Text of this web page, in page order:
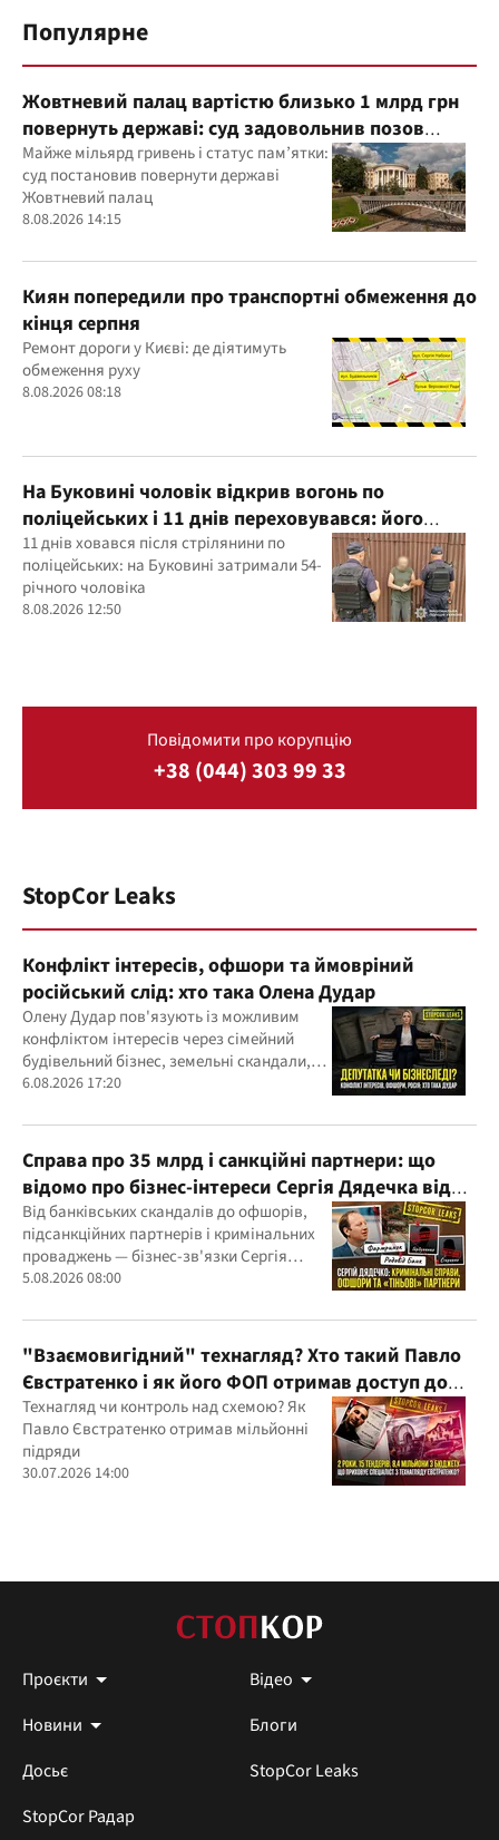
Популярне
Жовтневий палац вартістю близько 1 млрд грн
повернуть державі: суд задовольнив позов
прокуратури
Майже мільярд гривень і статус пам’ятки:
суд постановив повернути державі
Жовтневий палац
8.08.2026 14:15
Киян попередили про транспортні обмеження до
кінця серпня
Ремонт дороги у Києві: де діятимуть
обмеження руху
8.08.2026 08:18
На Буковині чоловік відкрив вогонь по
поліцейських і 11 днів переховувався: його
затримали
11 днів ховався після стрілянини по
поліцейських: на Буковині затримали 54-
річного чоловіка
8.08.2026 12:50
Повідомити про корупцію
+38 (044) 303 99 33
StopCor Leaks
Конфлікт інтересів, офшори та ймовріний
російський слід: хто така Олена Дудар
Олену Дудар пов'язують із можливим
конфліктом інтересів через сімейний
будівельний бізнес, земельні скандали,
судові справи
6.08.2026 17:20
Справа про 35 млрд і санкційні партнери: що
відомо про бізнес-інтереси Сергія Дядечка від
"Родовід Банку" до "ФАРМАСЕЛ"
Від банківських скандалів до офшорів,
підсанкційних партнерів і кримінальних
проваджень — бізнес-зв'язки Сергія
Дядечка й досі простягаються через
5.08.2026 08:00
"Взаємовигідний" технагляд? Хто такий Павло
Євстратенко і як його ФОП отримав доступ до
бюджетних мільйонів?
Технагляд чи контроль над схемою? Як
Павло Євстратенко отримав мільйонні
підряди
30.07.2026 14:00
Проєкти
Відео
Новини
Блоги
Досьє
StopCor Leaks
StopCor Радар